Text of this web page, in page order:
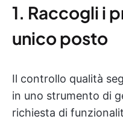
1. Raccogli i
unico posto
Il controllo qualità
in uno strumento di
richiesta di